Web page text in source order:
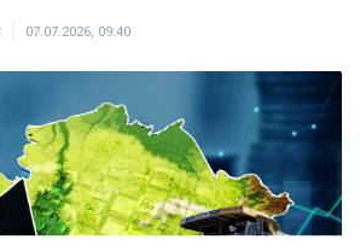
07.07.2026, 09:40